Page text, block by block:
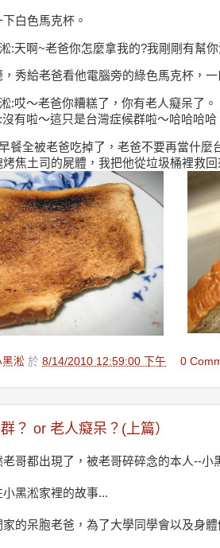
白色馬克杯。
:天啊~老爸你怎麼拿我的?我剛剛有幫
秀給老爸看他電腦旁的綠色馬克杯，一
:哎～老爸你糟糕了，你有老人癡呆了。
有啦～這只是台灣症候群啦～哈哈哈哈
餐全被老爸吃掉了，老爸不要再當什麼
焦土司的屍體，我把他從垃圾桶裡救回
黑淞 於 8/14/2010 12:59:00 下午 0
？ or 老人癡呆？(上篇）
老哥都出現了，被老哥碎碎念的本人--小
黑淞家裡的故事...
的呆胞老爸，為了大學同學會以及身體